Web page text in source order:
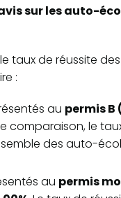
sur les auto-
taux de réussite
:
au permis
comparaison, le
des auto-
au permis